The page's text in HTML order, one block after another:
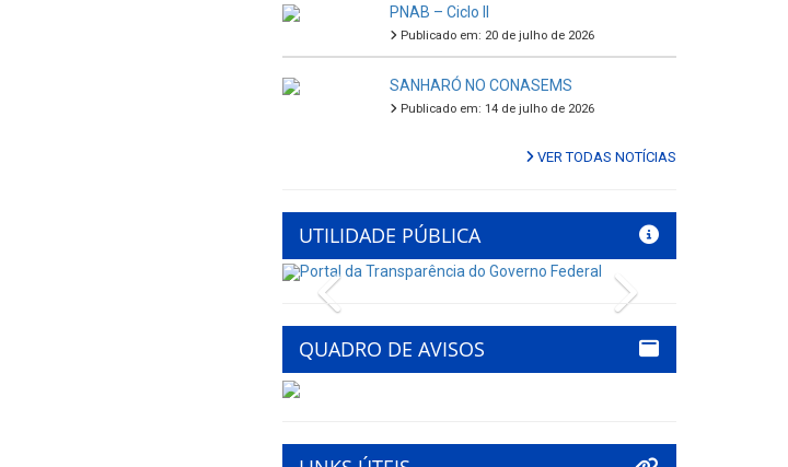
PNAB – Ciclo II
Publicado em: 20 de julho de 2026
SANHARÓ NO CONASEMS
Publicado em: 14 de julho de 2026
VER TODAS NOTÍCIAS
UTILIDADE PÚBLICA
Previous
QUADRO DE AVISOS